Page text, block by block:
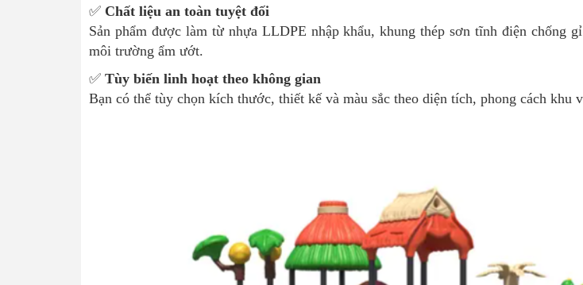
✅ Chất liệu an toàn tuyệt đối
Sản phẩm được làm từ nhựa LLDPE nhập khẩu, khung thép sơn tĩnh điện chống
môi trường ẩm ướt.
✅ Tùy biến linh hoạt theo không gian
Bạn có thể tùy chọn kích thước, thiết kế và màu sắc theo diện tích, phong cách